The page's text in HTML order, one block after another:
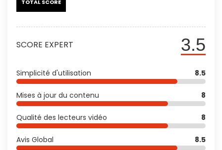
TOTAL SCORE
3.5
SCORE EXPERT
Simplicité d'utilisation 8.5
Mises à jour du contenu 8
Qualité des lecteurs vidéo 8
Avis Global 8.5